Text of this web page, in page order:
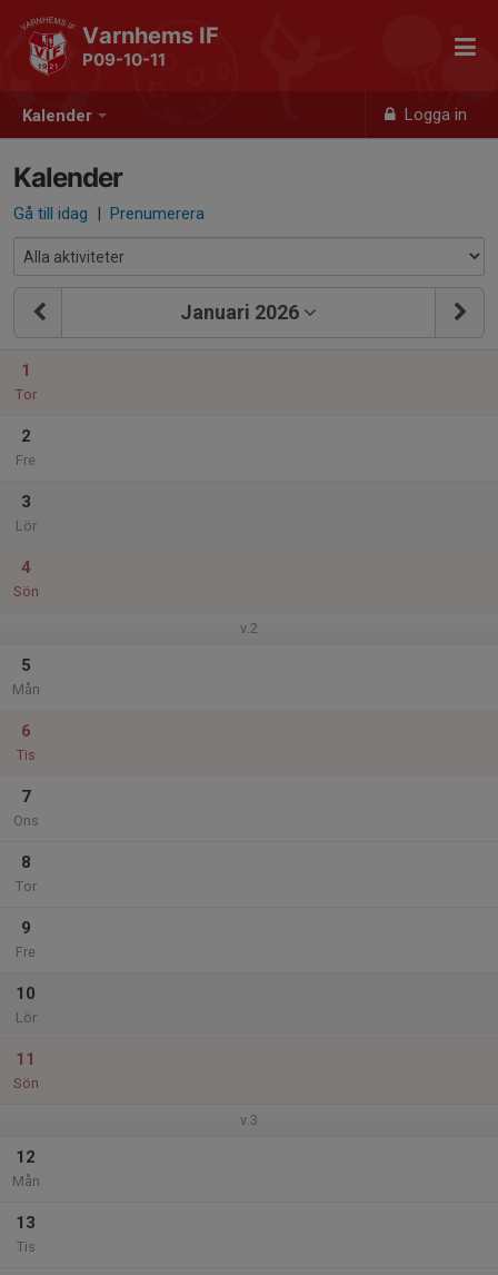
Kalender Logga in
Varnhems IF
P09-10-11
Kalender
Gå till idag | Prenumerera
Januari 2026
1
Tor
2
Fre
3
Lör
4
Sön
v.2
5
Mån
6
Tis
7
Ons
8
Tor
9
Fre
10
Lör
11
Sön
v.3
12
Mån
13
Tis